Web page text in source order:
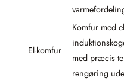
El-komfur
Komfur med
med præcis
rengøring